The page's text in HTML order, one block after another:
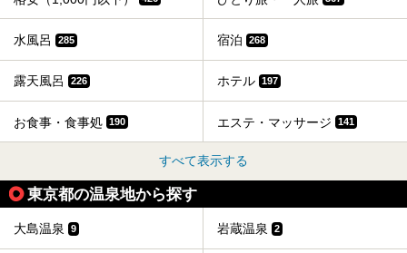
水風呂 285 宿泊 268
露天風呂 226 ホテル 197
お食事・食事処 190 エステ・マッサージ 141
すべて表示する
東京都の温泉地から探す
大島温泉 9 岩蔵温泉 2